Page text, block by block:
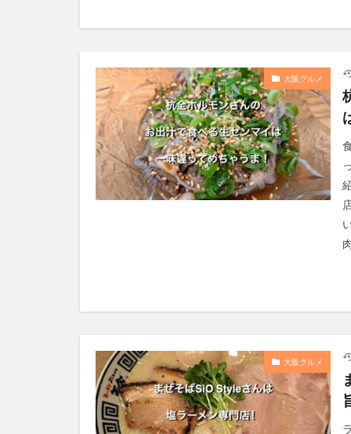
大阪グルメ
大阪グルメ